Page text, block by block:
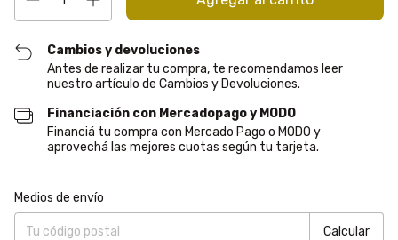
Cambios y devoluciones
Antes de realizar tu compra, te recomendamos leer
nuestro artículo de Cambios y Devoluciones.
Financiación con Mercadopago y MODO
Financiá tu compra con Mercado Pago o MODO y
aprovechá las mejores cuotas según tu tarjeta.
Entregas para el CP:
Medios de envío
Calcular